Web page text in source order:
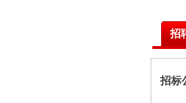
招
招标